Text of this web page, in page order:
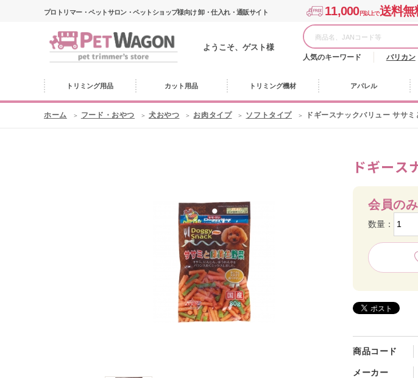
プロトリマー・ペットサロン・ペットショップ様向け 卸・仕入れ・通販サイト 11,000円以上で送料無
ようこそ、ゲスト様
人気のキーワード バリカン
トリミング用品 カット用品 トリミング機材 アパレル
ホーム フード・おやつ 犬おやつ お肉タイプ ソフトタイプ ドギースナックバリュー ササ
ドギース
商品コード
メーカー
会員の
数量：